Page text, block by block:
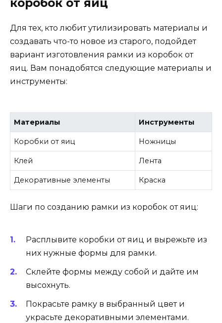
коробок от яиц
Для тех, кто любит утилизировать материалы и
создавать что-то новое из старого, подойдет
вариант изготовления рамки из коробок от
яиц. Вам понадобятся следующие материалы и
инструменты:
Материалы Инструменты
Коробки от яиц Ножницы
Клей Лента
Декоративные элементы Краска
Шаги по созданию рамки из коробок от яиц:
Расплывите коробки от яиц и вырежьте из
них нужные формы для рамки.
Склейте формы между собой и дайте им
высохнуть.
Покрасьте рамку в выбранный цвет и
украсьте декоративными элементами.